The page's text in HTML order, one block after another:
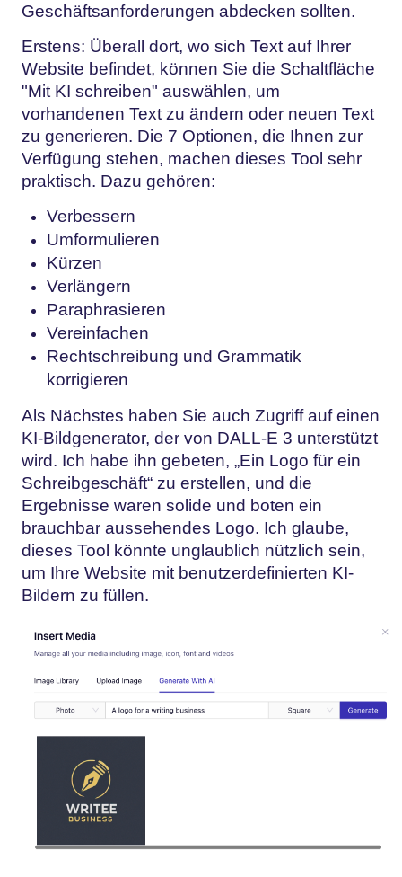
Geschäftsanforderungen abdecken sollten.
Erstens: Überall dort, wo sich Text auf Ihrer
Website befindet, können Sie die Schaltfläche
"Mit KI schreiben" auswählen, um
vorhandenen Text zu ändern oder neuen Text
zu generieren. Die 7 Optionen, die Ihnen zur
Verfügung stehen, machen dieses Tool sehr
praktisch. Dazu gehören:
Verbessern
Umformulieren
Kürzen
Verlängern
Paraphrasieren
Vereinfachen
Rechtschreibung und Grammatik
korrigieren
Als Nächstes haben Sie auch Zugriff auf einen
KI-Bildgenerator, der von DALL-E 3 unterstützt
wird. Ich habe ihn gebeten, „Ein Logo für ein
Schreibgeschäft“ zu erstellen, und die
Ergebnisse waren solide und boten ein
brauchbar aussehendes Logo. Ich glaube,
dieses Tool könnte unglaublich nützlich sein,
um Ihre Website mit benutzerdefinierten KI-
Bildern zu füllen.